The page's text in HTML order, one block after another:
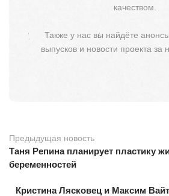
качеством.
Также у нас вы найдёте
выпусков и новости проекта за
Предыдущая новость
Таня Репина планирует пластику
беременностей
Кристина Лясковец и Максим